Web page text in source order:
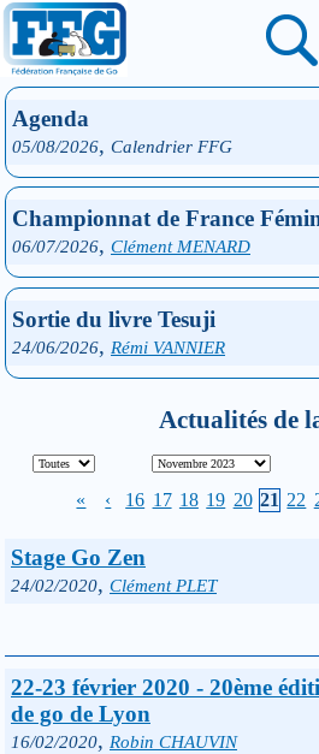
Agenda
05/08/2026, Calendrier FFG
Championnat de France
06/07/2026, Clément MENARD
Sortie du livre Tesuji
24/06/2026, Rémi VANNIER
Actualités de
« ‹ 16 17 18 19 20 21 22
Stage Go Zen
24/02/2020, Clément PLET
22-23 février 2020 - 20ème
de go de Lyon
16/02/2020, Robin CHAUVIN